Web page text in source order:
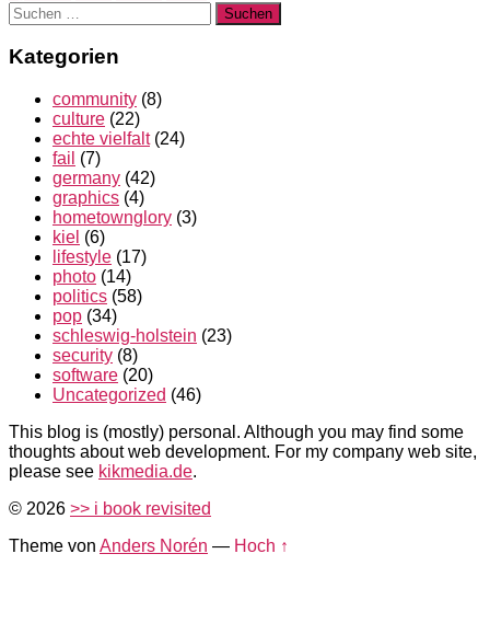
Suchen
nach:
Kategorien
community (8)
culture (22)
echte vielfalt(24)
fail (7)
germany (42)
graphics (4)
hometownglory (3)
kiel (6)
lifestyle (17)
photo (14)
politics (58)
pop (34)
schleswig-holstein (23)
security (8)
software (20)
Uncategorized (46)
This blog is (mostly) personal. Although you may find some
thoughts about web development. For my company web site,
please see kikmedia.de.
© 2026 >> i book revisited
Theme von Anders Norén — Hoch ↑